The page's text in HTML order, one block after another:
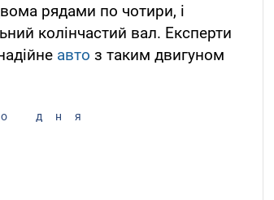
рядами по чотири, і
колінчастий вал. Експерти
авто з таким двигуном
дня